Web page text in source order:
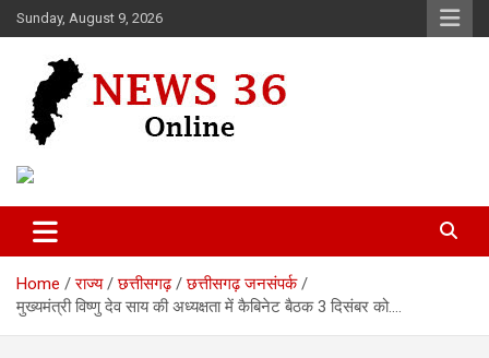
Skip
to
Sunday, August 9, 2026
News 36
Home राज्य छत्तीसगढ़
छत्तीसगढ़ जनसंपर्क
मुख्यमंत्री विष्णु देव साय की अध्यक्षता में कैबिनेट बैठक 3 दिसंबर को….